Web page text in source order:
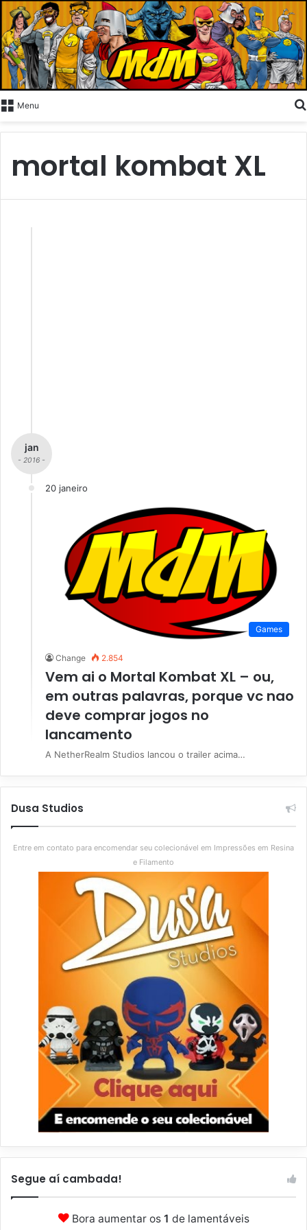
Menu
mortal kombat XL
jan
- 2016 -
20 janeiro
Games
Change 2.854
Vem ai o Mortal Kombat XL – ou,
em outras palavras, porque vc nao
deve comprar jogos no
lancamento
A NetherRealm Studios lancou o trailer acima…
Dusa Studios
Entre em contato para encomendar seu colecionável em Impressões em Resina
e Filamento
Segue aí cambada!
Bora aumentar os 1 de lamentáveis